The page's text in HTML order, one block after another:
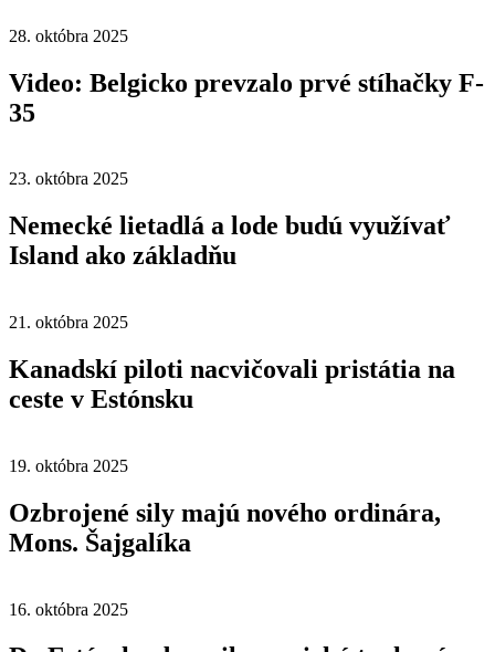
28. októbra 2025
Video: Belgicko prevzalo prvé stíhačky F-
35
23. októbra 2025
Nemecké lietadlá a lode budú využívať
Island ako základňu
21. októbra 2025
Kanadskí piloti nacvičovali pristátia na
ceste v Estónsku
19. októbra 2025
Ozbrojené sily majú nového ordinára,
Mons. Šajgalíka
16. októbra 2025